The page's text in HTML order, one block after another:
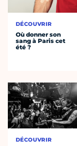
DÉCOUVRIR
Où donner son
sang à Paris cet
été ?
DÉCOUVRIR